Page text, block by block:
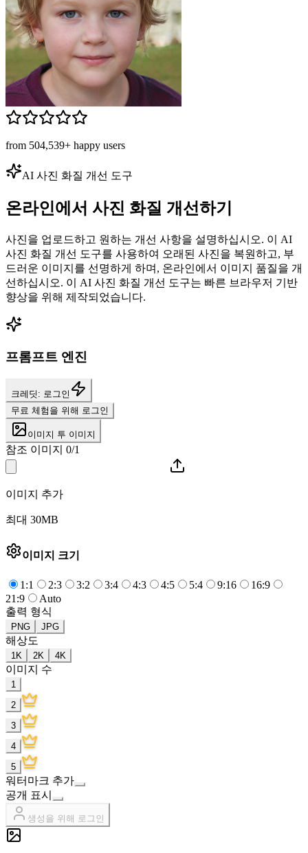
from 504,539+ happy users
AI 사진 화질 개선 도구
온라인에서 사진 화질 개선하기
사진을 업로드하고 원하는 개선 사항을 설명하십시오. 이 AI
사진 화질 개선 도구를 사용하여 오래된 사진을 복원하고, 부
드러운 이미지를 선명하게 하며, 온라인에서 이미지 품질을 개
선하십시오. 이 AI 사진 화질 개선 도구는 빠른 브라우저 기반
향상을 위해 제작되었습니다.
프롬프트 엔진
크레딧: 로그인
무료 체험을 위해 로그인
이미지 투 이미지
참조 이미지 0/1
이미지 추가
최대 30MB
이미지 크기
1:1 2:3 3:2 3:4 4:3 4:5 5:4 9:16
16:9
21:9
Auto
출력 형식
PNG JPG
해상도
1K 2K 4K
이미지 수
1
2
3
4
5
워터마크 추가
공개 표시
생성을 위해 로그인